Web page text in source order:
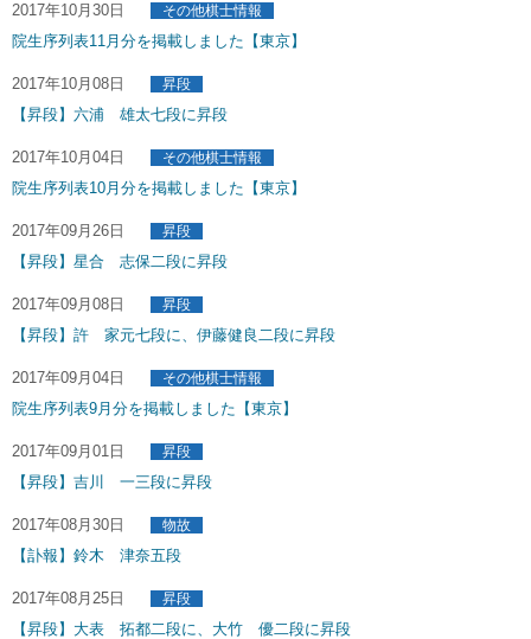
2017年10月30日 その他棋士情報
院生序列表11月分を掲載しました【東京】
2017年10月08日 昇段
【昇段】六浦 雄太七段に昇段
2017年10月04日 その他棋士情報
院生序列表10月分を掲載しました【東京】
2017年09月26日 昇段
【昇段】星合 志保二段に昇段
2017年09月08日 昇段
【昇段】許 家元七段に、伊藤健良二段に昇段
2017年09月04日 その他棋士情報
院生序列表9月分を掲載しました【東京】
2017年09月01日 昇段
【昇段】吉川 一三段に昇段
2017年08月30日 物故
【訃報】鈴木 津奈五段
2017年08月25日 昇段
【昇段】大表 拓都二段に、大竹 優二段に昇段